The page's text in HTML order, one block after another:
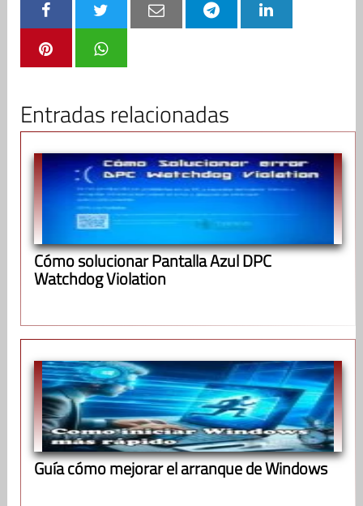
Entradas relacionadas
Cómo solucionar Pantalla Azul DPC
Watchdog Violation
Guía cómo mejorar el arranque de Windows